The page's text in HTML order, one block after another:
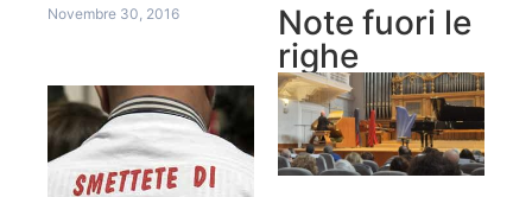
Novembre 30, 2016
Note fuori le
righe